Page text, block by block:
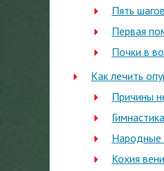
Пять
Первая
Почки в
Как лечить
Причины
Гимнастика
Народные
Кохия